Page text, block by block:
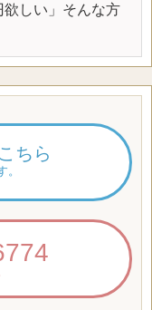
欲しい」そんな方
ちら